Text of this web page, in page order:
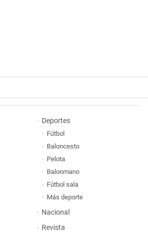
Deportes
Fútbol
Baloncesto
Pelota
Balonmano
Fútbol sala
Más deporte
Nacional
Revista